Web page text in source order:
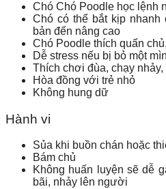
Chó Chó Poodle học lệnh
Chó có thể bắt kịp
bản đến nâng cao
Chó Poodle thích quấn
Dễ stress nếu bị bỏ một
Thích chơi đùa, chạy
Hòa đồng với trẻ nhỏ
Không hung dữ
Hành vi
Sủa khi buồn chán hoặc
Bám chủ
Không huấn luyện sẽ dễ
bãi, nhảy lên người